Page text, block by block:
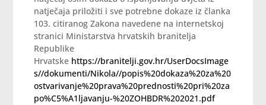
natječaja priložiti i sve potrebne dokaze iz članka
103. citiranog Zakona navedene na internetskoj
stranici Ministarstva hrvatskih branitelja
Republike
Hrvatske https://branitelji.gov.hr/UserDocsImage
s//dokumenti/Nikola//popis%20dokaza%20za%20
ostvarivanje%20prava%20prednosti%20pri%20za
po%C5%A1ljavanju-%20ZOHBDR%202021.pdf